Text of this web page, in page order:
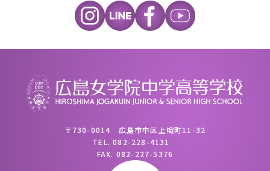
〒730-0014 広島市中区上幟町11-32
TEL.082-228-4131
FAX. 082-227-5376